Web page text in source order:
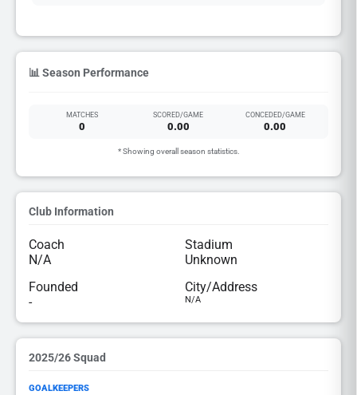
📊 Season Performance
MATCHES
0
SCORED/GAME
0.00
CONCEDED/GAME
0.00
* Showing overall season statistics.
Club Information
Coach
N/A
Stadium
Unknown
Founded
-
City/Address
N/A
2025/26 Squad
GOALKEEPERS